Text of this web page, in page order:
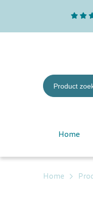
Home
Home